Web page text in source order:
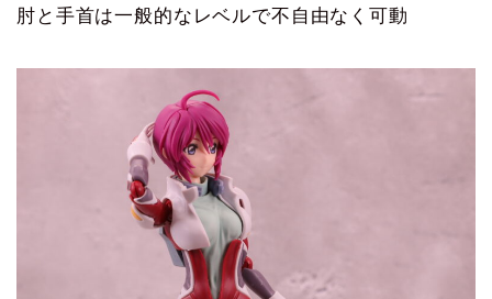
肘と手首は一般的なレベルで不自由なく可動